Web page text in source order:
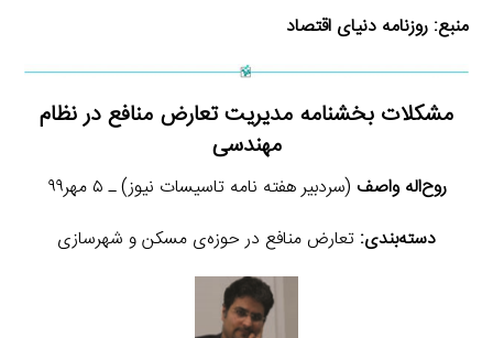
منبع: روزنامه دنیای اقتصاد
مشکلات بخشنامه مدیریت تعارض منافع در نظام
مهندسی
روح‌اله واصف (سردبیر هفته نامه تاسیسات نیوز) ـ ۵ مهر۹۹
دسته‌بندی: تعارض منافع در حوزه‌ی مسکن و شهرسازی